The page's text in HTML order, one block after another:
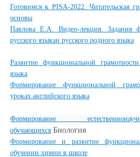
Готовимся к PISA-2022. Читательская
основы
Павлова Е.А. Видео-лекция. Задания
русского языкаи русского родного языка
Развитие функциональной
языка
Формирование функциональной
уроках английского языка
Формирование
обучающихся Биология
Формирование и развитие
обучении химии в школе